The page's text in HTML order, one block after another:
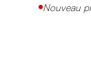
Nouveau